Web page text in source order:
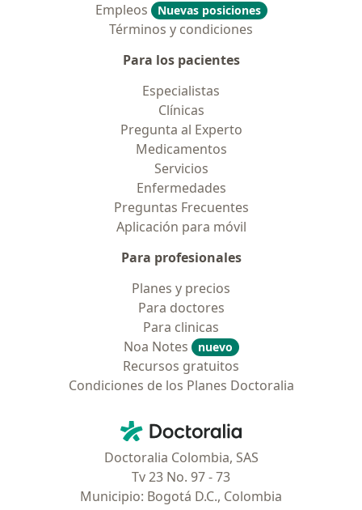
Empleos
Nuevas posiciones
Términos y condiciones
Para los pacientes
Especialistas
Clínicas
Pregunta al Experto
Medicamentos
Servicios
Enfermedades
Preguntas Frecuentes
Aplicación para móvil
Para profesionales
Planes y precios
Para doctores
Para clinicas
Noa Notes
nuevo
Recursos gratuitos
Condiciones de los Planes Doctoralia
Doctoralia - Página de inicio
Doctoralia Colombia, SAS
Tv 23 No. 97 - 73
Municipio: Bogotá D.C., Colombia